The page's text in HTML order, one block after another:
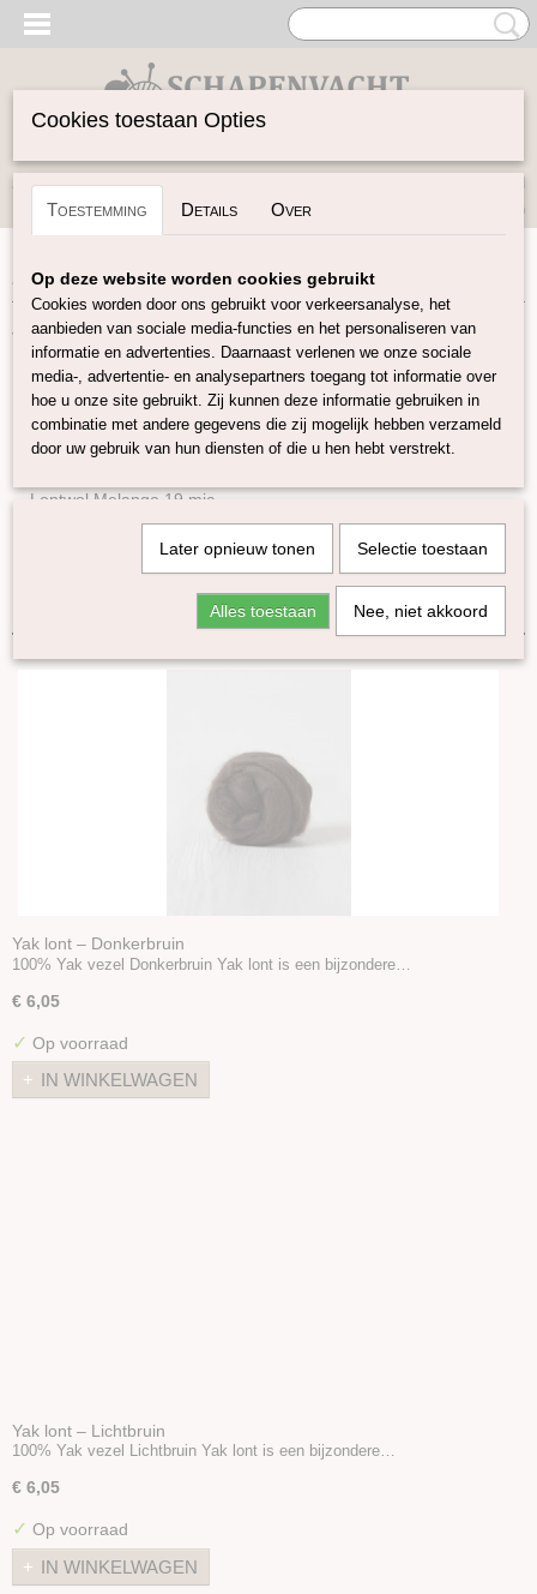
Inloggen Registreren
(0)
Home>Vilten>Yak lont
Vilten
Naturel Lontwol
Lontwol gekleurd 14,5 mic
Lontwol Melange 19 mic
Lontwol 19 mic/zijde melange
Lontwol Gekleurd 27/23 mic
Lontwol Corriedale gekleurd
Lontwol Shetland gekleurd
Melange Blue Faced Leicester lontwol
Kunststof vezels
Vulling
Naaldvilt-pakketten
Viltnaalden
Viltnaaldhouders
Sproeibal
Styropor
Diverse
Stoffen
Sorteer op:
Yak lont – Donkerbruin
100% Yak vezel Donkerbruin Yak lont is een bijzondere…
€ 6,05
✓ Op voorraad
IN WINKELWAGEN
Yak lont – Lichtbruin
100% Yak vezel Lichtbruin Yak lont is een bijzondere…
€ 6,05
✓ Op voorraad
IN WINKELWAGEN
Cookies toestaan Opties
Toestemming Details Over
Op deze website worden cookies gebruikt
Cookies worden door ons gebruikt voor verkeersanalyse, het
aanbieden van sociale media-functies en het personaliseren van
informatie en advertenties. Daarnaast verlenen we onze sociale
media-, advertentie- en analysepartners toegang tot informatie over
hoe u onze site gebruikt. Zij kunnen deze informatie gebruiken in
combinatie met andere gegevens die zij mogelijk hebben verzameld
door uw gebruik van hun diensten of die u hen hebt verstrekt.
Later opnieuw tonen Selectie toestaan
Alles toestaan Nee, niet akkoord